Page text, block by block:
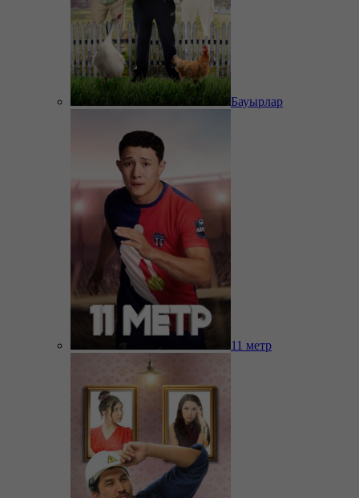
Бауырлар
11 метр